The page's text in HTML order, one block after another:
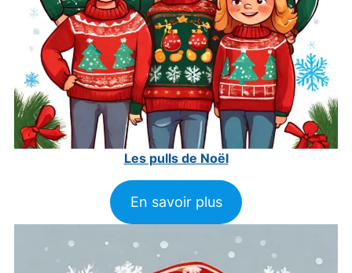
Les pulls de Noël
En savoir plus